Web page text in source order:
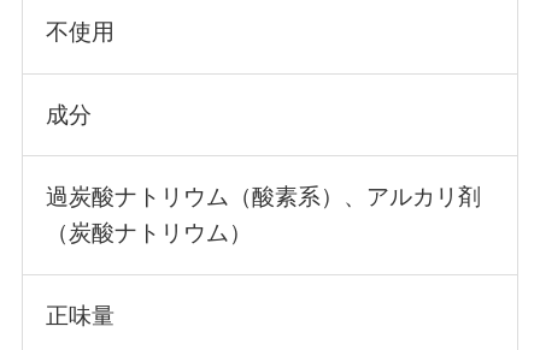
不使用
成分
過炭酸ナトリウム（酸素系）、アルカリ剤
（炭酸ナトリウム）
正味量